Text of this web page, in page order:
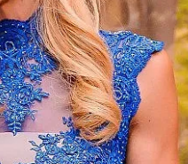
ПРАВОСЪДИЕ
КРИМИ
ВЯРА
ОБЯВИ